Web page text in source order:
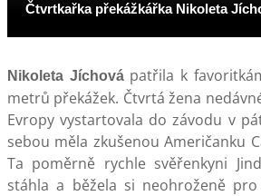
Čtvrtkařka překážkářka Nikoleta
Nikoleta Jíchovápatřila k
metrů překážek. Čtvrtá žena
Evropy vystartovala do závodu v
sebou měla zkušenou Američanku
Ta poměrně rychle svěřenkyni
stáhla a běžela si neohroženě